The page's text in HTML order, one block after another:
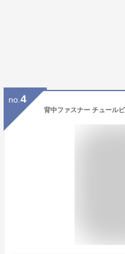
no. 4